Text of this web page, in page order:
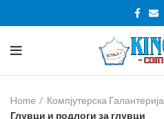
Home
Компјутерска Галантерија
Глувци и подлоги за глувци